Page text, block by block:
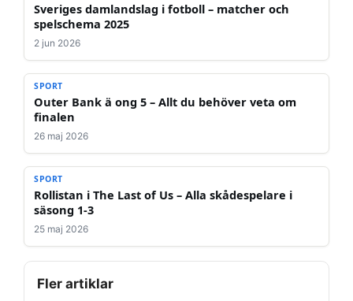
Sveriges damlandslag i fotboll – matcher och
spelschema 2025
2 jun 2026
SPORT
Outer Bank ä ong 5 – Allt du behöver veta om
finalen
26 maj 2026
SPORT
Rollistan i The Last of Us – Alla skådespelare i
säsong 1-3
25 maj 2026
Fler artiklar